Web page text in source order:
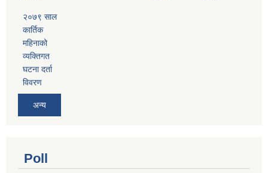
२०७९ साल
कार्तिक
महिनाको
व्यक्तिगत
घटना दर्ता
विवरण
अन्य
Poll